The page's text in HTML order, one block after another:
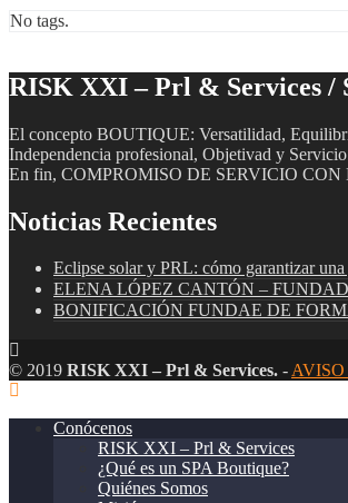
No tags.
RISK XXI – Prl & Services /
El concepto BOUTIQUE: Versatilidad,
Independencia profesional, Objetivad y
En fin, COMPROMISO DE SERVICIO CON
Noticias Recientes
Eclipse solar y PRL: cómo garantizar
ELENA LÓPEZ CANTÓN –
BONIFICACIÓN FUNDAE DE
© 2019 RISK XXI – Prl & Services. -
Conócenos
RISK XXI – Prl & Services
¿Qué es un SPA Boutique?
Quiénes Somos